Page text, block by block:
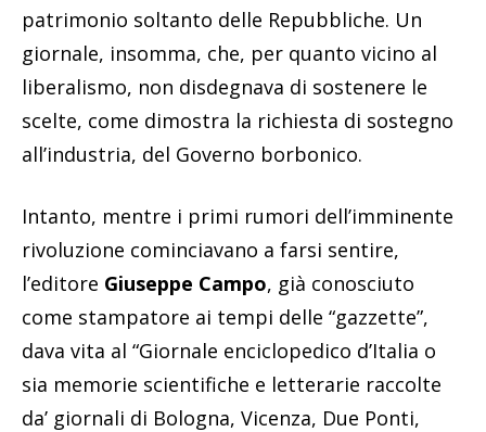
patrimonio soltanto delle Repubbliche. Un
giornale, insomma, che, per quanto vicino al
liberalismo, non disdegnava di sostenere le
scelte, come dimostra la richiesta di sostegno
all’industria, del Governo borbonico.
Intanto, mentre i primi rumori dell’imminente
rivoluzione cominciavano a farsi sentire,
l’editore Giuseppe Campo, già conosciuto
come stampatore ai tempi delle “gazzette”,
dava vita al “Giornale enciclopedico d’Italia o
sia memorie scientifiche e letterarie raccolte
da’ giornali di Bologna, Vicenza, Due Ponti,